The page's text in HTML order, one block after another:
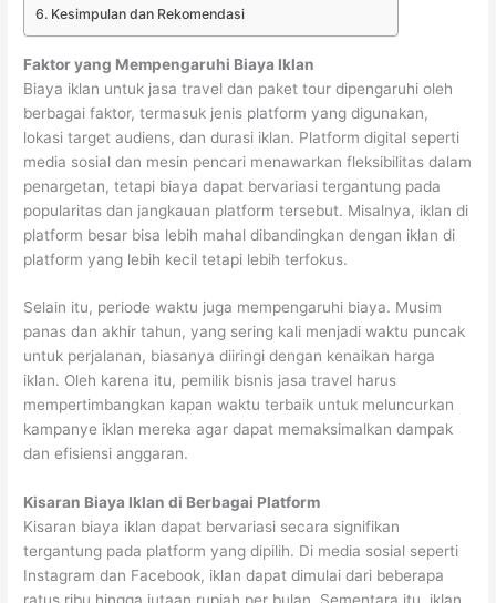
Kesimpulan dan Rekomendasi
Faktor yang Mempengaruhi Biaya Iklan
Biaya iklan untuk jasa travel dan paket tour dipengaruhi oleh
berbagai faktor, termasuk jenis platform yang digunakan,
lokasi target audiens, dan durasi iklan. Platform digital seperti
media sosial dan mesin pencari menawarkan fleksibilitas dalam
penargetan, tetapi biaya dapat bervariasi tergantung pada
popularitas dan jangkauan platform tersebut. Misalnya, iklan di
platform besar bisa lebih mahal dibandingkan dengan iklan di
platform yang lebih kecil tetapi lebih terfokus.
Selain itu, periode waktu juga mempengaruhi biaya. Musim
panas dan akhir tahun, yang sering kali menjadi waktu puncak
untuk perjalanan, biasanya diiringi dengan kenaikan harga
iklan. Oleh karena itu, pemilik bisnis jasa travel harus
mempertimbangkan kapan waktu terbaik untuk meluncurkan
kampanye iklan mereka agar dapat memaksimalkan dampak
dan efisiensi anggaran.
Kisaran Biaya Iklan di Berbagai Platform
Kisaran biaya iklan dapat bervariasi secara signifikan
tergantung pada platform yang dipilih. Di media sosial seperti
Instagram dan Facebook, iklan dapat dimulai dari beberapa